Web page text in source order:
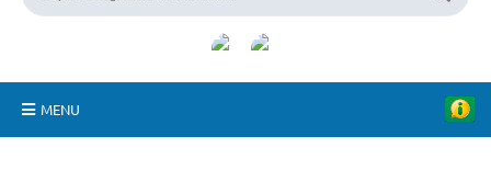
MENU